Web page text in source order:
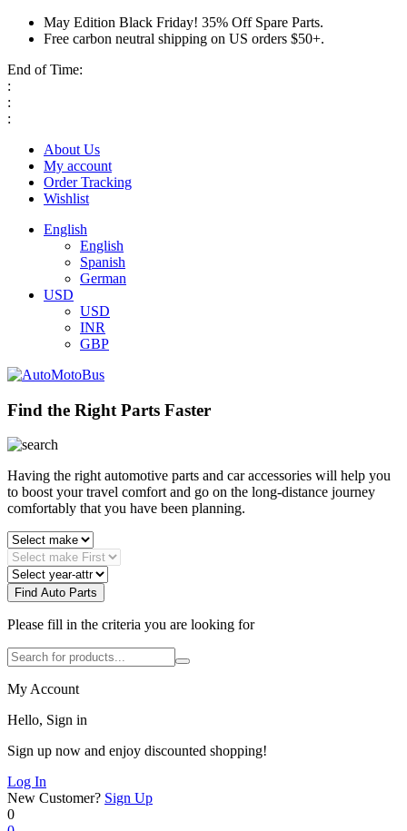
May Edition Black Friday! 35% Off Spare Parts.
Free carbon neutral shipping on US orders $50+.
End of Time:
:
:
:
About Us
My account
Order Tracking
Wishlist
English
English
Spanish
German
USD
USD
INR
GBP
Find the Right Parts Faster
Having the right automotive parts and car accessories will help you
to boost your travel comfort and go on the long-distance journey
comfortably that you have been planning.
Find Auto Parts
Please fill in the criteria you are looking for
My Account
Hello, Sign in
Sign up now and enjoy discounted shopping!
Log In
New Customer? Sign Up
0